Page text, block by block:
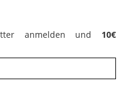
anmelden und 10€